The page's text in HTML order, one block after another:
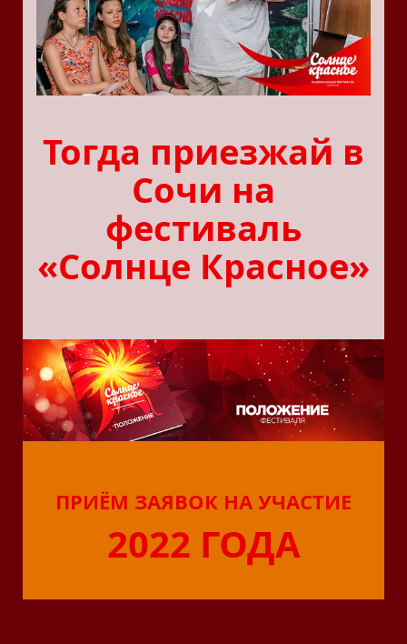
Тогда приезжай в
Сочи на
фестиваль
«Солнце Красное»
ПРИЁМ ЗАЯВОК НА УЧАСТИЕ
2022 ГОДА